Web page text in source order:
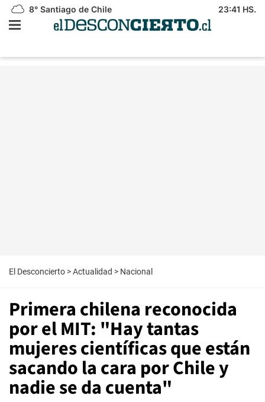
8° Santiago de Chile 23:41 HS.
El Desconcierto >Actualidad > Nacional
Primera chilena reconocida
por el MIT: "Hay tantas
mujeres científicas que están
sacando la cara por Chile y
nadie se da cuenta"